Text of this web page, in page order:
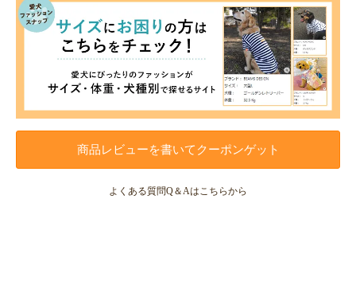
商品レビューを書いてクーポンゲット
よくある質問Q＆Aはこちらから